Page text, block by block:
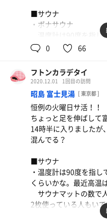
最近色々なサウナに行
ついてアレコレ思うと
ここがこうなったらも
夫でもっと整いそうだ
フトンカラデテヨカ
■サウナ
・ボナサウナ
温度計は90度を指し
ち良い！途中からは中
・セルフロウリュサウナ
入った瞬間からアロマ
らんが、蒸されたー！
上段にいたけど次々に
けあり）まぁーあつい
いだくれて、最高。ボ
い好き！！
・20度を指してた水風
湯用に、、
・つっめたいプールは
なかったけど、頭まで
0 66
フトンカラデタイ
2020.12.01 1回目の訪問
昭島 富士見湯 [ 東京都 ]
恒例の火曜日サ活！！
ちょっと足を伸ばして
14時半に入りましたが
混んでる？
■サウナ
・温度計は90度を指
くらいかな。最近高温
サウナマットの数で
2枚使っている人もい